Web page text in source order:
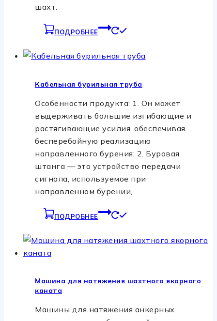
шахт.
ПОДРОБНЕЕ
Кабельная бурильная труба
Особенности продукта: 1. Он может
выдерживать большие изгибающие и
растягивающие усилия, обеспечивая
бесперебойную реализацию
направленного бурения; 2. Буровая
штанга — это устройство передачи
сигнала, используемое при
направленном бурении,
ПОДРОБНЕЕ
Машина для натяжения шахтного якорного
каната
Машины для натяжения анкерных